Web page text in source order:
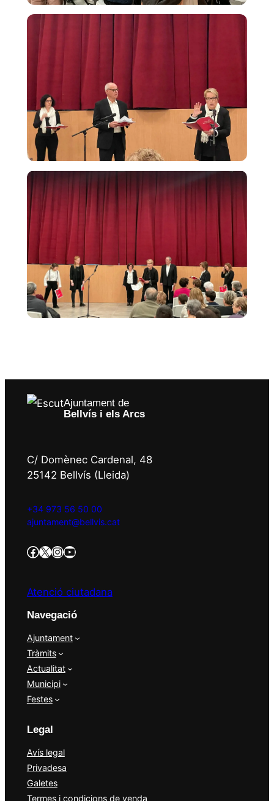
Ajuntament de
Bellvís i els Arcs
C/ Domènec Cardenal, 48
25142 Bellvís (Lleida)
+34 973 56 50 00
ajuntament@bellvis.cat
https://www.facebook.com/AjBellvisArcs/?locale=es_ES Twitter/X InstagramYouTube
Atenció ciutadana
Navegació
Ajuntament
Tràmits
Actualitat
Municipi
Festes
Legal
Avís legal
Privadesa
Galetes
Termes i condicions de venda